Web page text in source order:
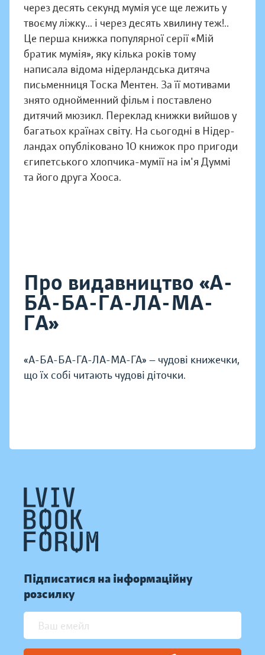
через десять секунд мумія усе ще лежить у
твоєму ліжку... і через десять хвилину теж!..
Це перша книжка популярної серії «Мій
братик мумія», яку кілька років тому
написала відома нідерландська дитяча
письменниця Тоска Ментен. За її мотивами
знято одноймен­ний фільм і поставлено
дитячий мюзикл. Переклад книжки вийшов у
багатьох країнах світу. На сьогодні в Нідер­
лан­дах опубліковано 10 книжок про пригоди
єгипетського хлопчика-мумії на ім'я Думмі
та його друга Хооса.
Про видавництво «А-
БА-БА-ГА-ЛА-МА-
ГА»
«А-БА-БА-ГА-ЛА-МА-ГА» — чудові книжечки,
що їх собі читають чудові діточки.
Підписатися на інформаційну
розсилку